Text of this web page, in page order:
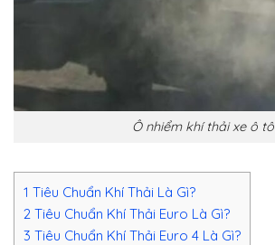
Ô nhiểm khí thải xe ô tô
1 Tiêu Chuẩn Khí Thải Là Gì?
2 Tiêu Chuẩn Khí Thải Euro Là Gì?
3 Tiêu Chuẩn Khí Thải Euro 4 Là Gì?